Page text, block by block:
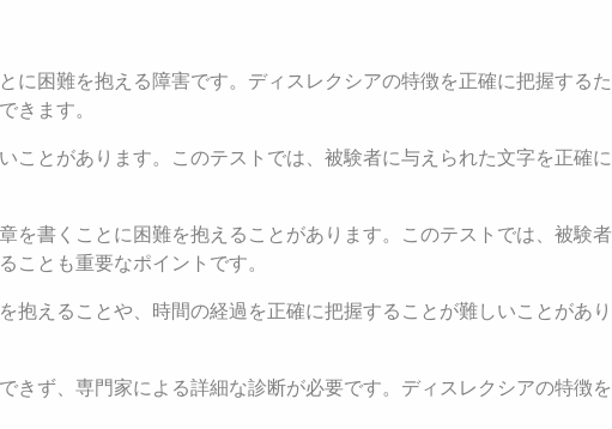
困難を抱える障害です。ディスレクシアの特徴を正確に把握するた
きます。
ことがあります。このテストでは、被験者に与えられた文字を正確に
を書くことに困難を抱えることがあります。このテストでは、被験者
ことも重要なポイントです。
えることや、時間の経過を正確に把握することが難しいことがあり
ず、専門家による詳細な診断が必要です。ディスレクシアの特徴を